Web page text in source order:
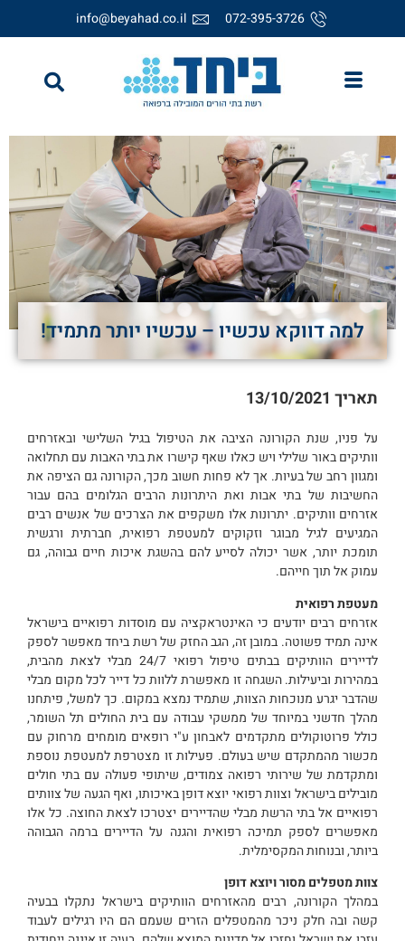
072-395-3726
info@beyahad.co.il
למה דווקא עכשיו – עכשיו יותר מתמיד!
תאריך 13/10/2021
על פניו, שנת הקורונה הציבה את הטיפול בגיל השלישי ובאזרחים
וותיקים באור שלילי ויש כאלו שאף קישרו את בתי האבות עם תחלואה
ומגוון רחב של בעיות. אך לא פחות חשוב מכך, הקורונה גם הציפה את
החשיבות של בתי אבות ואת היתרונות הרבים הגלומים בהם עבור
אזרחים וותיקים. יתרונות אלו משקפים את הצרכים של אנשים רבים
המגיעים לגיל מבוגר וזקוקים למעטפת רפואית, חברתית ורגשית
תומכת יותר, אשר יכולה לסייע להם בהשגת איכות חיים גבוהה, גם
עמוק אל תוך חייהם.
מעטפת רפואית
אזרחים רבים יודעים כי האינטראקציה עם מוסדות רפואיים בישראל
אינה תמיד פשוטה. במובן זה, הגב החזק של רשת ביחד מאפשר לספק
לדיירים הוותיקים בבתים טיפול רפואי 24/7 מבלי לצאת מהבית,
במהירות וביעילות. השגחה זו מאפשרת ללוות כל דייר לכל מקום מבלי
שהדבר יגרע מנוכחות הצוות, שתמיד נמצא במקום. כך למשל, פיתחנו
מהלך חדשני במיוחד של ממשקי עבודה עם בית החולים תל השומר,
כולל פרוטוקולים מתקדמים לאבחון ע"י רופאים מומחים מרחוק עם
מכשור מהמתקדם שיש בעולם. פעילות זו מצטרפת למעטפת נוספת
ומתקדמת של שירותי רפואה צמודים, שיתופי פעולה עם בתי חולים
מובילים בישראל וצוות רפואי יוצא דופן באיכותו, ואף הגעה של צוותים
רפואיים אל בתי הרשת מבלי שהדיירים יצטרכו לצאת החוצה. כל אלו
מאפשרים לספק תמיכה רפואית והגנה על הדיירים ברמה הגבוהה
ביותר, ובנוחות המקסימלית.
צוות מטפלים מסור ויוצא דופן
במהלך הקורונה, רבים מהאזרחים הוותיקים בישראל נתקלו בבעיה
קשה ובה חלק ניכר מהמטפלים הזרים שעמם הם היו רגילים לעבוד